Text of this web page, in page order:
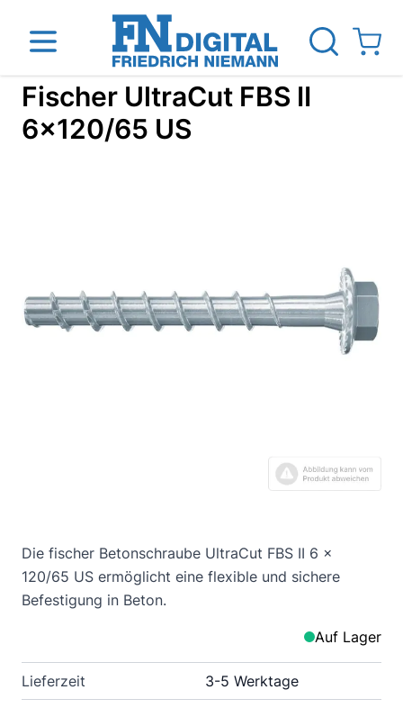
Direkt zum Inhalt
View
Fischer UltraCut FBS II
6x120/65 US
Die fischer Betonschraube UltraCut FBS II 6 x
120/65 US ermöglicht eine flexible und sichere
Befestigung in Beton.
Auf Lager
Lieferzeit 3-5 Werktage